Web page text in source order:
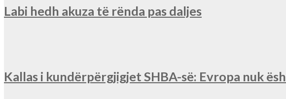
Labi hedh akuza të rënda pas daljes
Kallas i kundërpërgjigjet SHBA-së: Evropa nuk